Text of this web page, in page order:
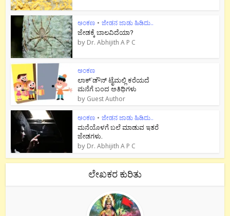
ಅಂಕಣ • ಜೇಡನ ಜಾಡು ಹಿಡಿದು..
ಜೇಡಕ್ಕೆ ಬಾಲವಿದೆಯಾ?
by Dr. Abhijith A P C
ಅಂಕಣ
ಲಾಕ್`ಡೌನ್ ಟೈಮಲ್ಲಿ ಕರೆಯದೆ
ಮನೆಗೆ ಬಂದ ಅತಿಥಿಗಳು
by Guest Author
ಅಂಕಣ • ಜೇಡನ ಜಾಡು ಹಿಡಿದು..
ಮನೆಯೊಳಗೆ ಬಲೆ ಮಾಡುವ ಇತರೆ
ಜೇಡಗಳು.
by Dr. Abhijith A P C
ಲೇಖಕರ ಕುರಿತು